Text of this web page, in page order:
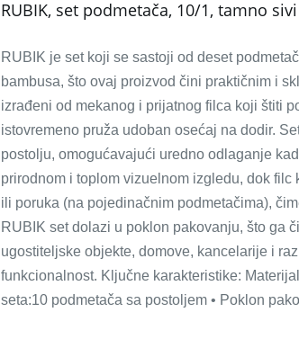
RUBIK, set podmetača, 10/1, tamno sivi
RUBIK je set koji se sastoji od deset
bambusa, što ovaj proizvod čini praktičnim i
izrađeni od mekanog i prijatnog filca koji štiti
istovremeno pruža udoban osećaj na dodir.
postolju, omogućavajući uredno odlaganje
prirodnom i toplom vizuelnom izgledu, dok
ili poruka (na pojedinačnim podmetačima),
RUBIK set dolazi u poklon pakovanju, što ga
ugostiteljske objekte, domove, kancelarije i
funkcionalnost. Ključne karakteristike:
seta:10 podmetača sa postoljem • Poklon